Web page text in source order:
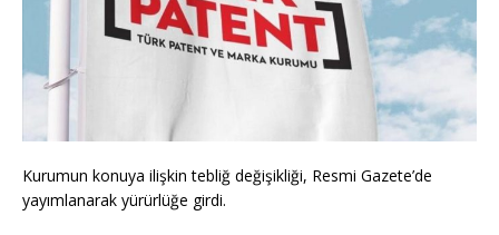
Kurumun konuya ilişkin tebliğ değişikliği, Resmi Gazete’de
yayımlanarak yürürlüğe girdi.